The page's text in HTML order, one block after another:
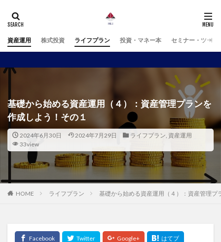
資産運用 株式投資 ライフプラン 投資・マネー本 セミナー・ツール
基礎から始める資産運用（４）：資産管理プランを
作成しよう！その１
2024年6月30日 2024年7月29日 ライフプラン, 資産運用
33view
HOME ライフプラン 基礎から始める資産運用（４）：資産管理プ